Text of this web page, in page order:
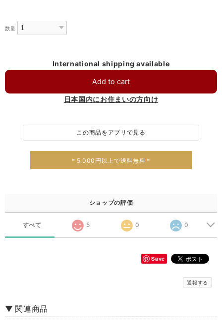
数量
International shipping available
Add to cart
日本国内にお住まいの方向け
この商品をアプリで見る
＊5,000円以上で送料無料＊
ショップの評価
すべて 5 0 0
Save
通報する
▼ 関連商品